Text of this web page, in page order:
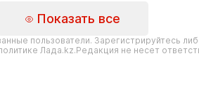
Показать все
пользователи. Зарегистрируйтесь
Лада.kz.Редакция не несет